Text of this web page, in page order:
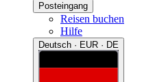
Posteingang
Reisen buchen
Hilfe
Deutsch · EUR · DE